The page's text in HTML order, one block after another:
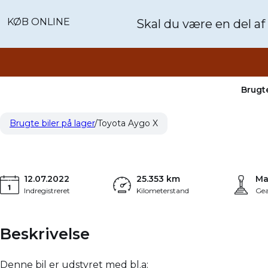
Skal du være en del
1,0 VVT-I Active 72HK 5d KONTANT
Brugte biler på lager Toyota Aygo X
KØB ONLINE
Indregistreret
12.07.2022
Kilometerstand
25.353 km
Beskrivelse
Denne bil er udstyret med bl.a: